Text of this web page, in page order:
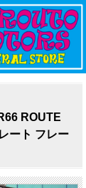
ROUTE
ート フレー